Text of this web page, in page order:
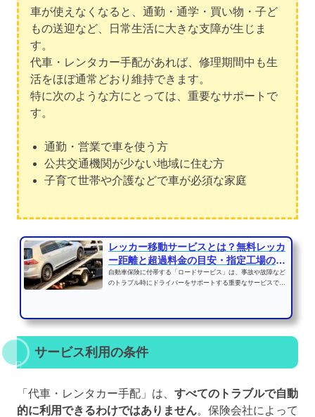
車が使えなくなると、通勤・通学・買い物・子ど
もの送迎など、日常生活に大きな支障が生じま
す。
代車・レンタカー手配があれば、修理期間中も生
活をほぼ通常どおり維持できます。
特に次のような方にとっては、重要なサポートで
す。
通勤・営業で車を使う方
公共交通機関が少ない地域に住む方
子育て世帯や介護などで車が必須な家庭
レッカー移動サービスとは？無料レッカ
ー距離と超過料金の目安・指定工場の選
び方
自動車保険に付帯する「ロードサービス」は、事故や故障など
のトラブル時にドライバーをサポートする重要なサービスで
サービス利用の条件
「代車・レンタカー手配」は、 すべてのトラブルで自動
的に利用できるわけではありません。保険会社によって